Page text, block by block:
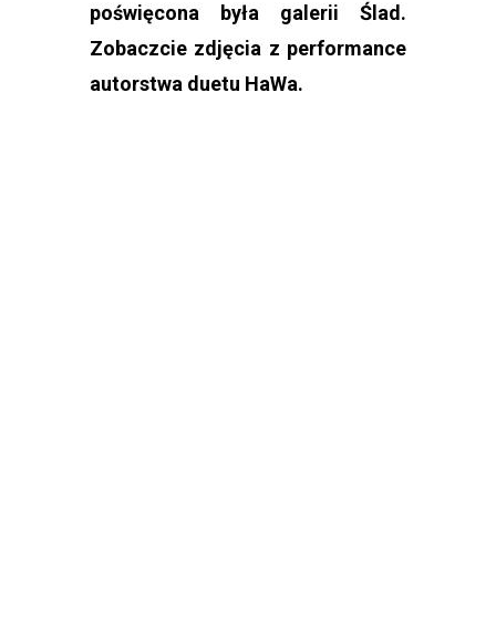
poświęcona była galerii Ślad.
Zobaczcie zdjęcia z performance
autorstwa duetu HaWa.